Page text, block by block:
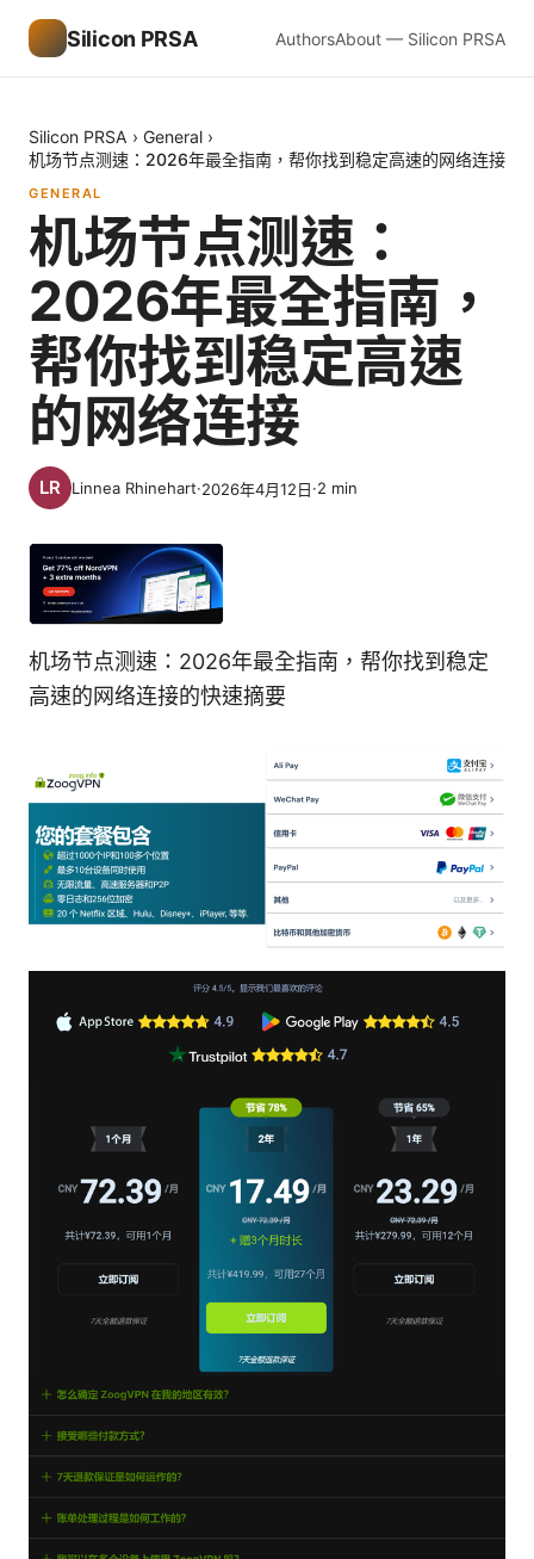
Silicon PRSA AuthorsAbout — Silicon PRSA
Silicon PRSA › General ›
机场节点测速：2026年最全指南，帮你找到稳定高速的网络连接
GENERAL
机场节点测速：
2026年最全指南，
帮你找到稳定高速
的网络连接
Linnea Rhinehart·2026年4月12日·2 min
机场节点测速：2026年最全指南，帮你找到稳定
高速的网络连接的快速摘要